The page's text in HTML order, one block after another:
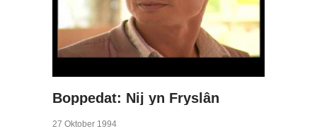
Boppedat: Nij yn Fryslân
27 Oktober 1994